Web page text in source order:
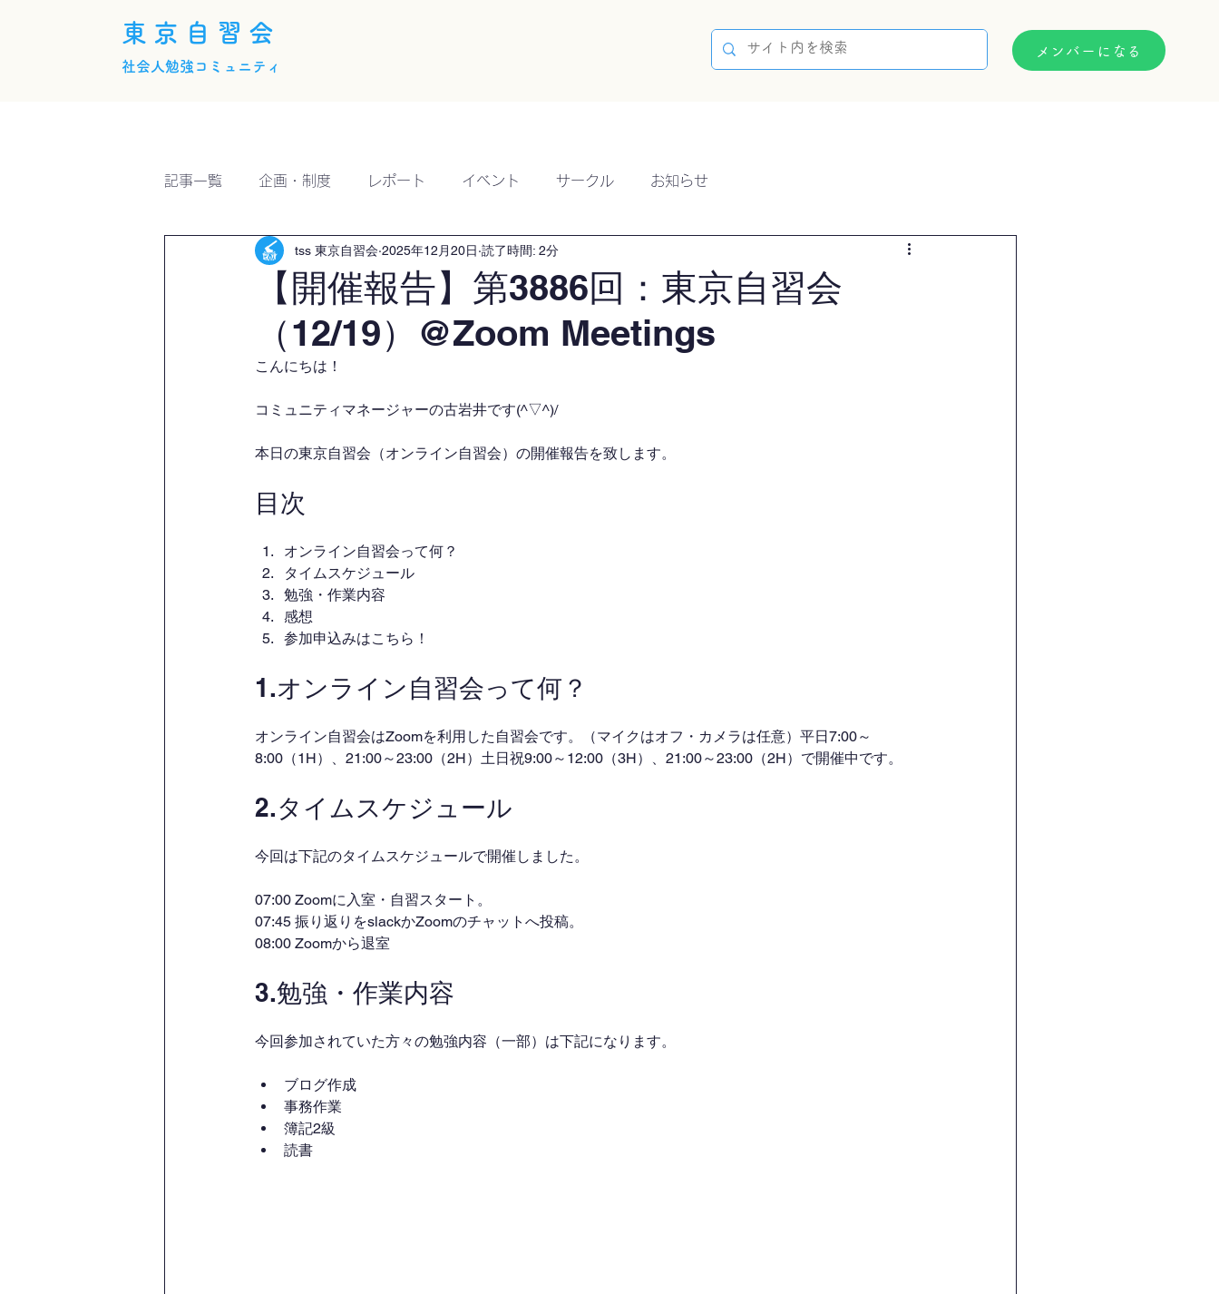
東京自習会
社会人勉強コミュニティ
メンバーになる
記事一覧 企画・制度 レポート イベント サークル お知らせ
【開催報告】第3886回：東京自習会
（12/19）@Zoom Meetings
tss 東京自習会 2025年12月20日 読了時間: 2分
こんにちは！
コミュニティマネージャーの古岩井です(^▽^)/
本日の東京自習会（オンライン自習会）の開催報告を致します。
目次
オンライン自習会って何？
タイムスケジュール
勉強・作業内容
感想
参加申込みはこちら！
1.オンライン自習会って何？
オンライン自習会はZoomを利用した自習会です。（マイクはオフ・カメラは任意）平日7:00～
8:00（1H）、21:00～23:00（2H）土日祝9:00～12:00（3H）、21:00～23:00（2H）で開催中です。
2.タイムスケジュール
今回は下記のタイムスケジュールで開催しました。
07:00 Zoomに入室・自習スタート。
07:45 振り返りをslackかZoomのチャットへ投稿。
08:00 Zoomから退室
3.勉強・作業内容
今回参加されていた方々の勉強内容（一部）は下記になります。
ブログ作成
事務作業
簿記2級
読書